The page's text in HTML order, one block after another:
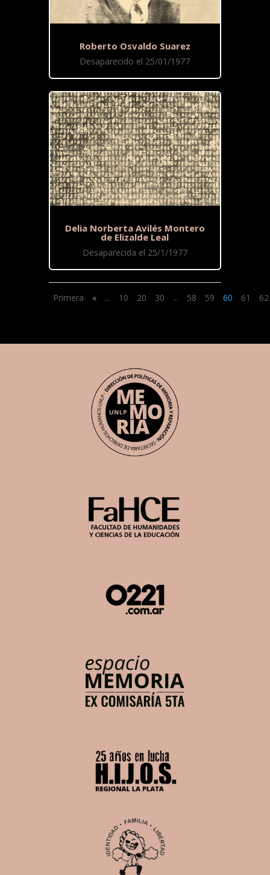
Roberto Osvaldo Suarez
Desaparecido el 25/01/1977
Delia Norberta Avilés Montero
de Elizalde Leal
Desaparecida el 25/1/1977
Primera « ... 10 20 30 ... 58 59 60 61 62